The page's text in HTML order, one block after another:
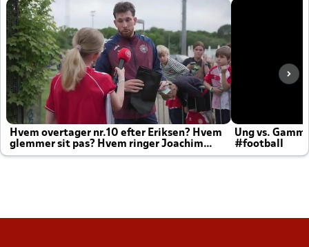
Hvem overtager nr.10 efter Eriksen? Hvem
glemmer sit pas? Hvem ringer Joachim
altid til efter kampe?
Ung vs.
#football